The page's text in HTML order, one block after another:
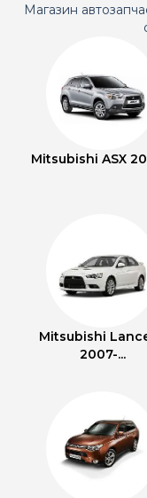
Магазин
Mitsubishi ASX
Mitsubishi
2007-...